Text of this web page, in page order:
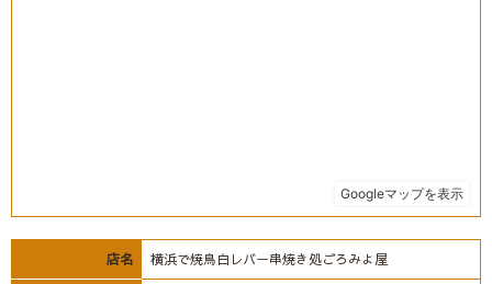
店名 横浜で焼鳥白レバー串焼き処ごろみよ屋